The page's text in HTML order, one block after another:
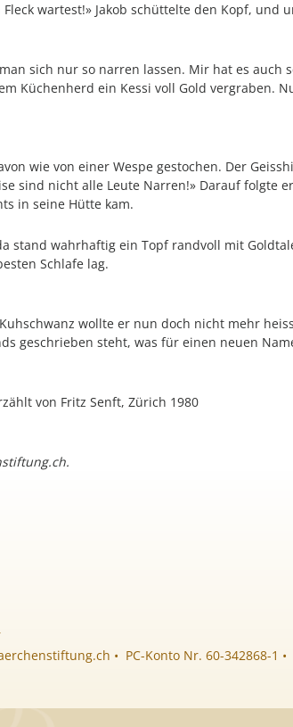
wartest!» Jakob schüttelte den Kopf, und
sich nur so narren lassen. Mir hat es
Küchenherd ein Kessi voll Gold vergraben.
wie von einer Wespe gestochen. Der
sind nicht alle Leute Narren!» Darauf folgte
in seine Hütte kam.
stand wahrhaftig ein Topf randvoll mit
Schlafe lag.
wollte er nun doch nicht mehr
geschrieben steht, was für einen neuen
von Fritz Senft, Zürich 1980
• PC-Konto Nr. 60-342868-1